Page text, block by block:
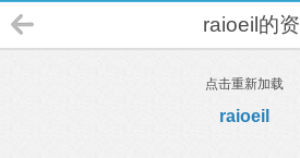
raioeil的
点击重新加载
raioeil